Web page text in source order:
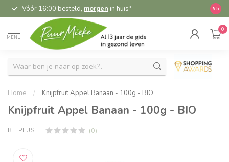
Vóór 16:00 besteld, morgen in huis* 9.5
MENU
0
Home / Knijpfruit Appel Banaan - 100g - BIO
Knijpfruit Appel Banaan - 100g - BIO
BE PLUS (0)